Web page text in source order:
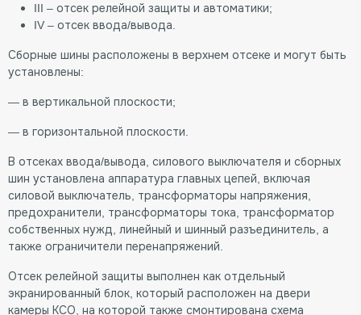
III – отсек релейной защиты и автоматики;
IV – отсек ввода/вывода.
Сборные шины расположены в верхнем отсеке и могут быть
установлены:
— в вертикальной плоскости;
— в горизонтальной плоскости.
В отсеках ввода/вывода, силового выключателя и сборных
шин установлена аппаратура главных цепей, включая
силовой выключатель, трансформаторы напряжения,
предохранители, трансформаторы тока, трансформатор
собственных нужд, линейный и шинный разъединитель, а
также ограничители перенапряжений.
Отсек релейной защиты выполнен как отдельный
экранированный блок, который расположен на двери
камеры КСО, на которой также смонтирована схема